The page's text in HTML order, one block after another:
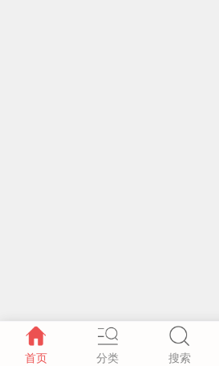
首页 分类 搜索